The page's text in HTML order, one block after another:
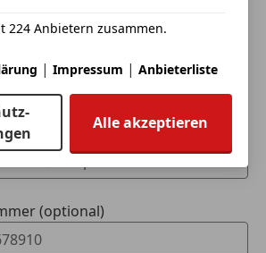
(optional)
224 Anbietern zusammen.
| Impressum | Anbieterliste
Alle akzeptieren